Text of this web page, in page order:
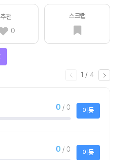
추천
0
스크랩
1 / 4
0 / 0 이동
0 / 0 이동